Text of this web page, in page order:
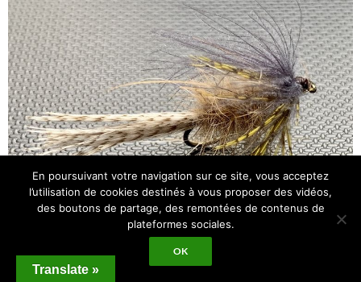
Une imitation d’Ephéméra Danica confectionnée par mes soins et que j’utilise
Translate »
En poursuivant votre navigation sur ce site, vous acceptez
l’utilisation de cookies destinés à vous proposer des vidéos,
des boutons de partage, des remontées de contenus de
plateformes sociales.
OK